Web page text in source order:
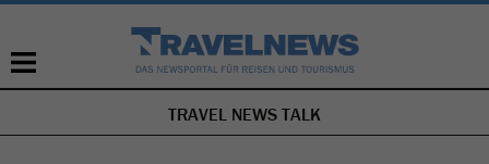
NAVIGATION
ÜBERSPRINGEN
TRAVEL NEWS TALK